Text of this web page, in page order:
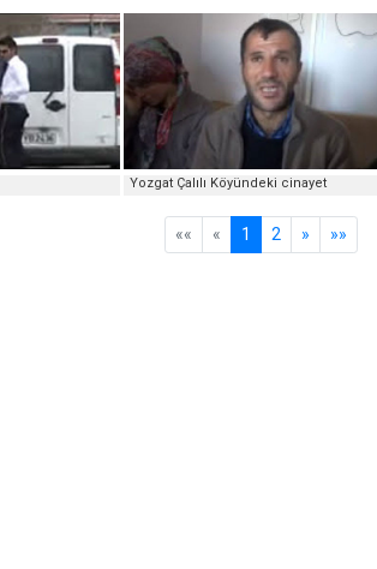
Yozgat Çalılı Köyündeki cinayet
«« « 1 2 » »»